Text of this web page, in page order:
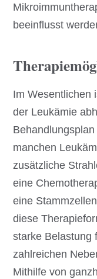
beeinflusst
Im Wesentlichen
der Leukämie
manchen
zusätzliche
eine
eine
diese
starke Belastung
zahlreichen
Mithilfe von